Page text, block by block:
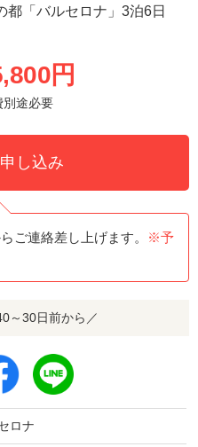
都「バルセロナ」3泊6日
円
別途必要
申し込み
ご連絡差し上げます。
※予
～30日前から／
ロナ